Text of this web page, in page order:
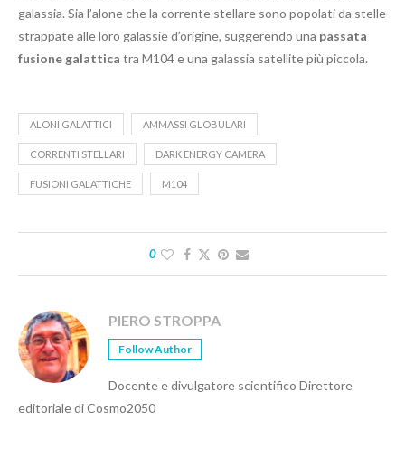
galassia. Sia l’alone che la corrente stellare sono popolati da stelle
strappate alle loro galassie d’origine, suggerendo una passata
fusione galattica tra M104 e una galassia satellite più piccola.
ALONI GALATTICI AMMASSI GLOBULARI
CORRENTI STELLARI DARK ENERGY CAMERA
FUSIONI GALATTICHE M104
0
PIERO STROPPA
Follow Author
Docente e divulgatore scientifico Direttore
editoriale di Cosmo2050